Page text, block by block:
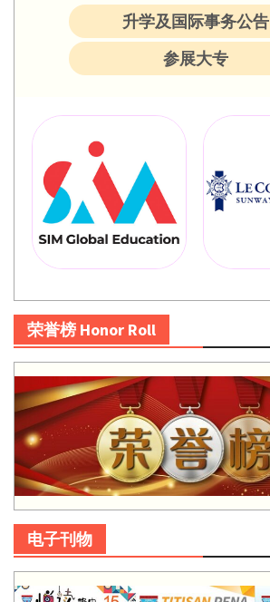
升学及国际事务公告
参展大专
荣誉榜 Honor Roll
电子刊物